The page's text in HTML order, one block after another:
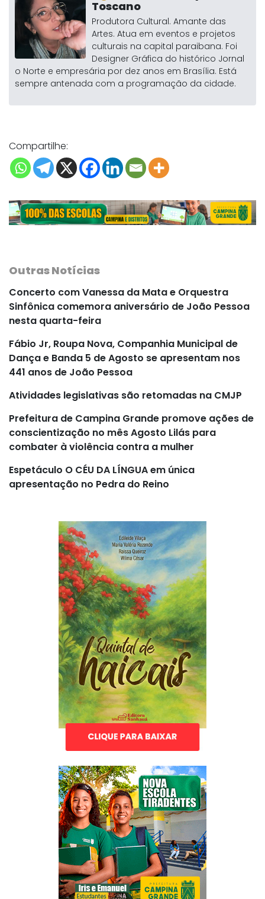
Toscano
Produtora Cultural. Amante das
Artes. Atua em eventos e projetos
culturais na capital paraibana. Foi
Designer Gráfica do histórico Jornal
o Norte e empresária por dez anos em Brasília. Está
sempre antenada com a programação da cidade.
Compartilhe:
Outras Notícias
Concerto com Vanessa da Mata e Orquestra
Sinfônica comemora aniversário de João Pessoa
nesta quarta-feira
Fábio Jr, Roupa Nova, Companhia Municipal de
Dança e Banda 5 de Agosto se apresentam nos
441 anos de João Pessoa
Atividades legislativas são retomadas na CMJP
Prefeitura de Campina Grande promove ações de
conscientização no mês Agosto Lilás para
combater à violência contra a mulher
Espetáculo O CÉU DA LÍNGUA em única
apresentação no Pedra do Reino